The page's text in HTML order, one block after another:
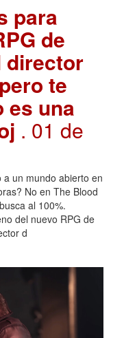
para
de
director
te
es una
. 01 de
un mundo abierto en
No en The Blood
al 100%.
del nuevo RPG de
d